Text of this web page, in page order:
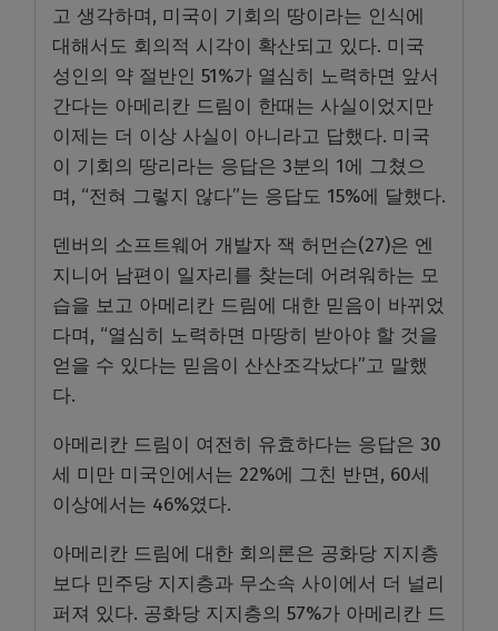
고 생각하며, 미국이 기회의 땅이라는 인식에
대해서도 회의적 시각이 확산되고 있다. 미국
성인의 약 절반인 51%가 열심히 노력하면 앞서
간다는 아메리칸 드림이 한때는 사실이었지만
이제는 더 이상 사실이 아니라고 답했다. 미국
이 기회의 땅리라는 응답은 3분의 1에 그쳤으
며, “전혀 그렇지 않다”는 응답도 15%에 달했다.
덴버의 소프트웨어 개발자 잭 허먼슨(27)은 엔
지니어 남편이 일자리를 찾는데 어려워하는 모
습을 보고 아메리칸 드림에 대한 믿음이 바뀌었
다며, “열심히 노력하면 마땅히 받아야 할 것을
얻을 수 있다는 믿음이 산산조각났다”고 말했
다.
아메리칸 드림이 여전히 유효하다는 응답은 30
세 미만 미국인에서는 22%에 그친 반면, 60세
이상에서는 46%였다.
아메리칸 드림에 대한 회의론은 공화당 지지층
보다 민주당 지지층과 무소속 사이에서 더 널리
퍼져 있다. 공화당 지지층의 57%가 아메리칸 드